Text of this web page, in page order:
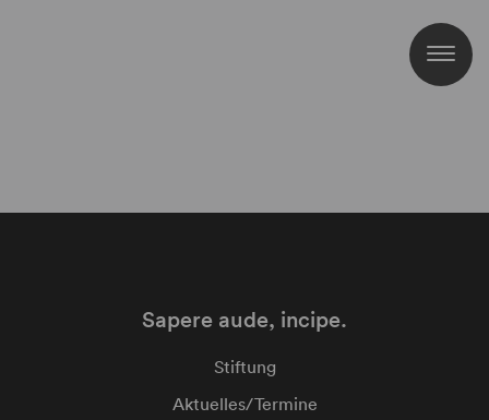
Sapere aude, incipe.
Stiftung
Aktuelles/Termine